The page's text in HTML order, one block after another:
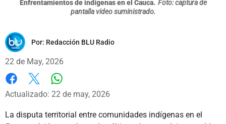
Enfrentamientos de indígenas en el Cauca. Foto: captura de
pantalla video suministrado.
Por: Redacción BLU Radio
22 de May, 2026
Facebook
X
Actualizado: 22 de may, 2026
La disputa territorial entre comunidades indígenas en el